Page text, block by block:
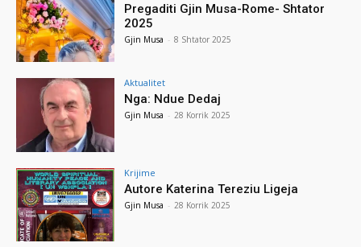
Pregaditi Gjin Musa-Rome- Shtator
2025
Gjin Musa - 8 Shtator 2025
Aktualitet
Nga: Ndue Dedaj
Gjin Musa - 28 Korrik 2025
Krijime
Autore Katerina Tereziu Ligeja
Gjin Musa - 28 Korrik 2025